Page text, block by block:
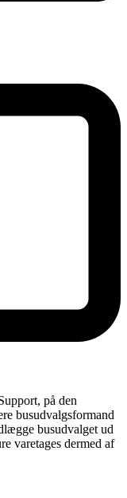
på den
busudvalgsformand
busudvalget ud
varetages dermed af